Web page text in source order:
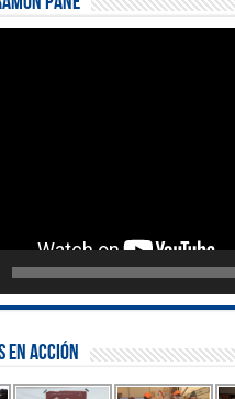
Acción